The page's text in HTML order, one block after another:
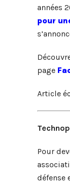
années
pour
page
Article
Pour
défense